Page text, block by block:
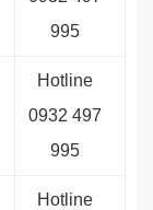
995
Hotline
0932 497
995
Hotline